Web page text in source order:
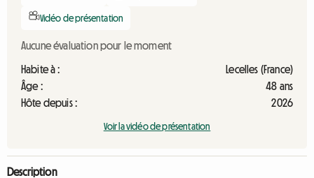
Vidéo de présentation
Aucune évaluation pour le moment
Habite à :
Lecelles (France)
Âge :
48 ans
Hôte depuis :
2026
Voir la vidéo de présentation
Description